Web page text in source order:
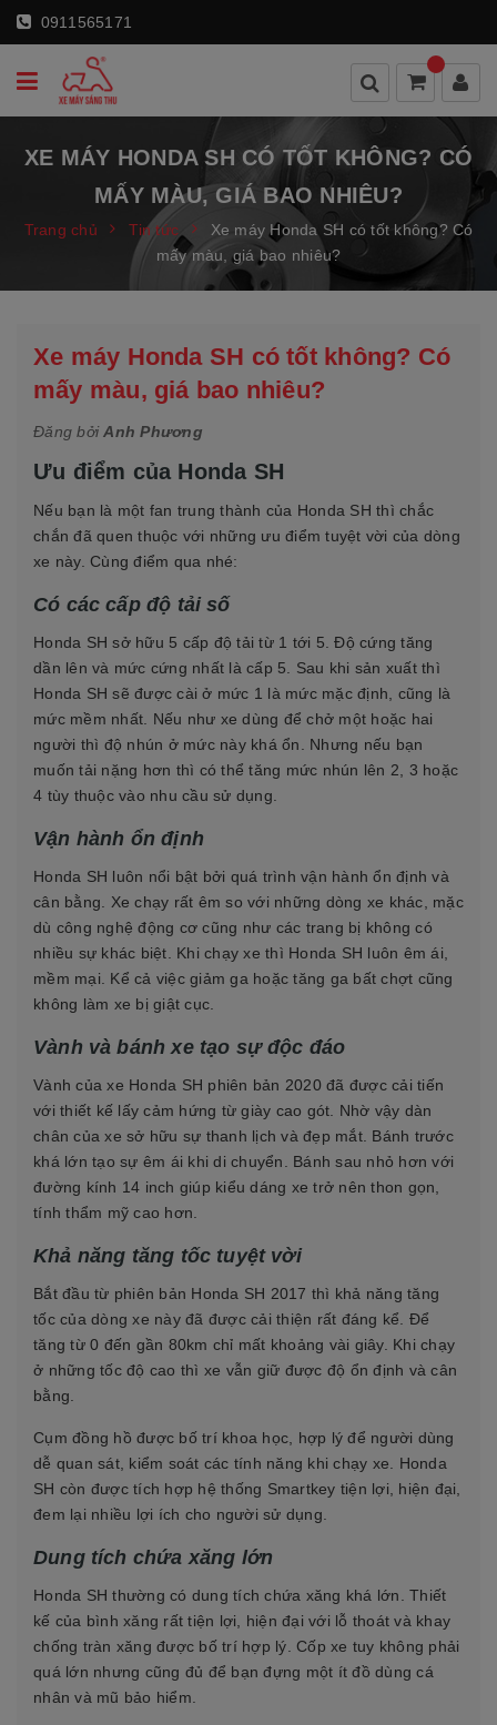
0911565171
XE MÁY HONDA SH CÓ TỐT KHÔNG? CÓ
MẤY MÀU, GIÁ BAO NHIÊU?
Trang chủ Tin tức
Xe máy Honda SH có tốt không? Có
mấy màu, giá bao nhiêu?
Xe máy Honda SH có tốt không? Có
mấy màu, giá bao nhiêu?
Đăng bởiAnh Phương
Ưu điểm của Honda SH
Nếu bạn là một fan trung thành của Honda SH thì chắc
chắn đã quen thuộc với những ưu điểm tuyệt vời của dòng
xe này. Cùng điểm qua nhé:
Có các cấp độ tải số
Honda SH sở hữu 5 cấp độ tải từ 1 tới 5. Độ cứng tăng
dần lên và mức cứng nhất là cấp 5. Sau khi sản xuất thì
Honda SH sẽ được cài ở mức 1 là mức mặc định, cũng là
mức mềm nhất. Nếu như xe dùng để chở một hoặc hai
người thì độ nhún ở mức này khá ổn. Nhưng nếu bạn
muốn tải nặng hơn thì có thể tăng mức nhún lên 2, 3 hoặc
4 tùy thuộc vào nhu cầu sử dụng.
Vận hành ổn định
Honda SH luôn nổi bật bởi quá trình vận hành ổn định và
cân bằng. Xe chạy rất êm so với những dòng xe khác, mặc
dù công nghệ động cơ cũng như các trang bị không có
nhiều sự khác biệt. Khi chạy xe thì Honda SH luôn êm ái,
mềm mại. Kể cả việc giảm ga hoặc tăng ga bất chợt cũng
không làm xe bị giật cục.
Vành và bánh xe tạo sự độc đáo
Vành của xe Honda SH phiên bản 2020 đã được cải tiến
với thiết kế lấy cảm hứng từ giày cao gót. Nhờ vậy dàn
chân của xe sở hữu sự thanh lịch và đẹp mắt. Bánh trước
khá lớn tạo sự êm ái khi di chuyển. Bánh sau nhỏ hơn với
đường kính 14 inch giúp kiểu dáng xe trở nên thon gọn,
tính thẩm mỹ cao hơn.
Khả năng tăng tốc tuyệt vời
Bắt đầu từ phiên bản Honda SH 2017 thì khả năng tăng
tốc của dòng xe này đã được cải thiện rất đáng kể. Để
tăng từ 0 đến gần 80km chỉ mất khoảng vài giây. Khi chạy
ở những tốc độ cao thì xe vẫn giữ được độ ổn định và cân
bằng.
Cụm đồng hồ được bố trí khoa học, hợp lý để người dùng
dễ quan sát, kiểm soát các tính năng khi chạy xe. Honda
SH còn được tích hợp hệ thống Smartkey tiện lợi, hiện đại,
đem lại nhiều lợi ích cho người sử dụng.
Dung tích chứa xăng lớn
Honda SH thường có dung tích chứa xăng khá lớn. Thiết
kế của bình xăng rất tiện lợi, hiện đại với lỗ thoát và khay
chống tràn xăng được bố trí hợp lý. Cốp xe tuy không phải
quá lớn nhưng cũng đủ để bạn đựng một ít đồ dùng cá
nhân và mũ bảo hiểm.